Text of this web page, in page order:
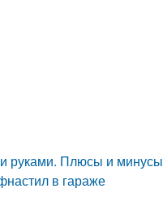
руками. Плюсы и минусы
в гараже